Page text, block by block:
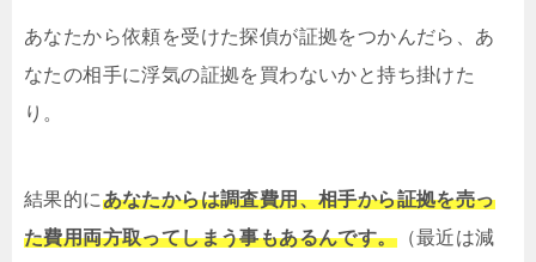
あなたから依頼を受けた探偵が証拠をつかんだら、あ
なたの相手に浮気の証拠を買わないかと持ち掛けた
り。
結果的にあなたからは調査費用、相手から証拠を売っ
た費用両方取ってしまう事もあるんです。（最近は減